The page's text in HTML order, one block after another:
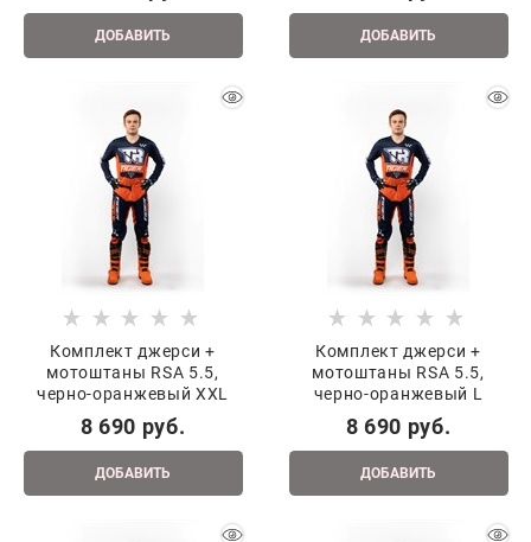
ДОБАВИТЬ ДОБАВИТЬ
Комплект джерси +
мотоштаны RSA 5.5,
черно-оранжевый XXL
8 690 руб.
ДОБАВИТЬ
Комплект джерси +
мотоштаны RSA 5.5,
черно-оранжевый L
8 690 руб.
ДОБАВИТЬ